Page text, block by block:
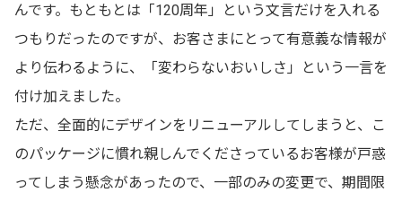
んです。もともとは「120周年」という文言だけを入れる
つもりだったのですが、お客さまにとって有意義な情報が
より伝わるように、「変わらないおいしさ」という一言を
付け加えました。
ただ、全面的にデザインをリニューアルしてしまうと、こ
のパッケージに慣れ親しんでくださっているお客様が戸惑
ってしまう懸念があったので、一部のみの変更で、期間限